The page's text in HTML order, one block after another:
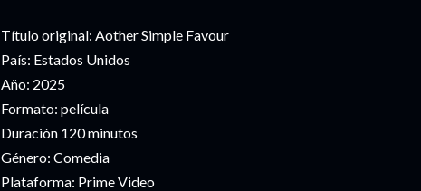
Título original: Aother Simple Favour
País: Estados Unidos
Año: 2025
Formato: película
Duración 120 minutos
Género: Comedia
Plataforma: Prime Video